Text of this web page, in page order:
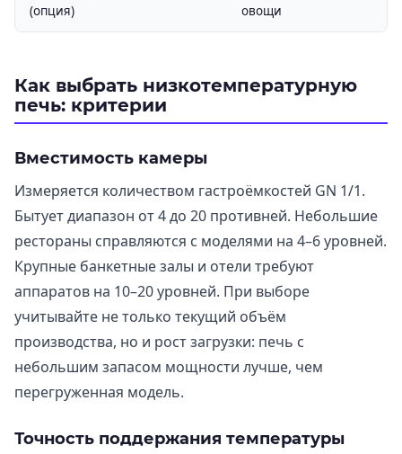
(опция)
овощи
Как выбрать низкотемпературную
печь: критерии
Вместимость камеры
Измеряется количеством гастроёмкостей GN 1/1.
Бытует диапазон от 4 до 20 противней. Небольшие
рестораны справляются с моделями на 4–6 уровней.
Крупные банкетные залы и отели требуют
аппаратов на 10–20 уровней. При выборе
учитывайте не только текущий объём
производства, но и рост загрузки: печь с
небольшим запасом мощности лучше, чем
перегруженная модель.
Точность поддержания температуры